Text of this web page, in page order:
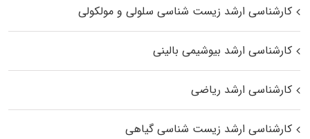
کارشناسی ارشد زیست شناسی سلولی و مولکولی
کارشناسی ارشد بیوشیمی بالینی
کارشناسی ارشد ریاضی
کارشناسی ارشد زیست‌ شناسی گیاهی